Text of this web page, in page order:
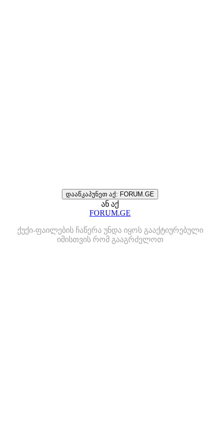
დააწკაპუნეთ აქ: FORUM.GE
ან აქ
FORUM.GE
ქუქი-ფაილების ჩაწერა უნდა იყოს გააქტიურებული
იმისთვის რომ გააგრძელოთ